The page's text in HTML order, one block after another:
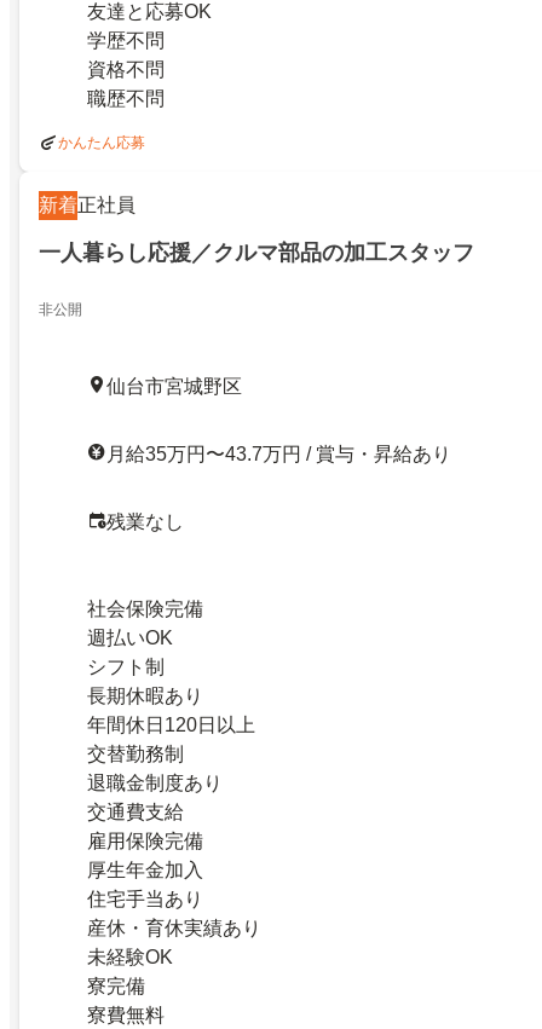
友達と応募OK
学歴不問
資格不問
職歴不問
かんたん応募
新着正社員
一人暮らし応援／クルマ部品の加工スタッフ
非公開
仙台市宮城野区
月給35万円〜43.7万円 / 賞与・昇給あり
残業なし
社会保険完備
週払いOK
シフト制
長期休暇あり
年間休日120日以上
交替勤務制
退職金制度あり
交通費支給
雇用保険完備
厚生年金加入
住宅手当あり
産休・育休実績あり
未経験OK
寮完備
寮費無料